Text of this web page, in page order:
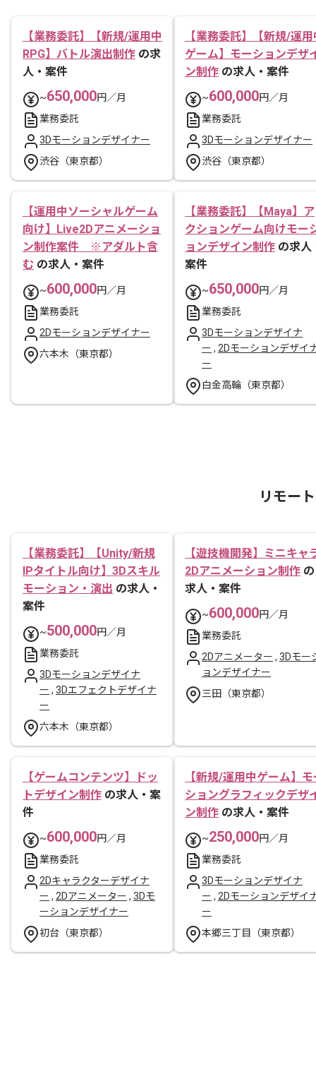
【業務委託】【新規/運用中
RPG】バトル演出制作 の求
人・案件
~650,000円／月
業務委託
3Dモーションデザイナー
渋谷（東京都）
【業務委託】【新規/運用
ゲーム】モーションデザ
ン制作 の求人・案件
~600,000円／月
業務委託
3Dモーションデザイナー
渋谷（東京都）
【運用中ソーシャルゲーム
向け】Live2Dアニメーショ
ン制作案件 ※アダルト含
む の求人・案件
~600,000円／月
業務委託
2Dモーションデザイナー
六本木（東京都）
【業務委託】【Maya】ア
クションゲーム向けモー
ョンデザイン制作 の求人
案件
~650,000円／月
業務委託
3Dモーションデザイナ
ー , 2Dモーションデザイ
ー
白金高輪（東京都）
リモー
【業務委託】【Unity/新規
IPタイトル向け】3Dスキル
モーション・演出 の求人・
案件
~500,000円／月
業務委託
3Dモーションデザイナ
ー , 3Dエフェクトデザイナ
ー
六本木（東京都）
【遊技機開発】ミニキャ
2Dアニメーション制作 の
求人・案件
~600,000円／月
業務委託
2Dアニメーター , 3Dモー
ョンデザイナー
三田（東京都）
【ゲームコンテンツ】ドッ
トデザイン制作 の求人・案
件
~600,000円／月
業務委託
2Dキャラクターデザイナ
ー , 2Dアニメーター , 3Dモ
ーションデザイナー
初台（東京都）
【新規/運用中ゲーム】モ
ショングラフィックデザ
ン制作 の求人・案件
~250,000円／月
業務委託
3Dモーションデザイナ
ー , 2Dモーションデザイ
ー
本郷三丁目（東京都）